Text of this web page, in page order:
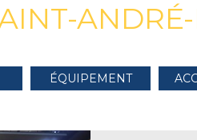
ÉQUIPEMENT